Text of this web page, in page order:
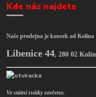
Kde nás najdete
Naše prodejna je kousek od Kolína
Libenice 44,280 02 Kolín
Ve státní svátky zavřeno.